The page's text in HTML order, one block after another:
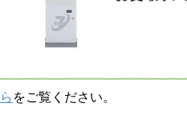
をご覧ください。